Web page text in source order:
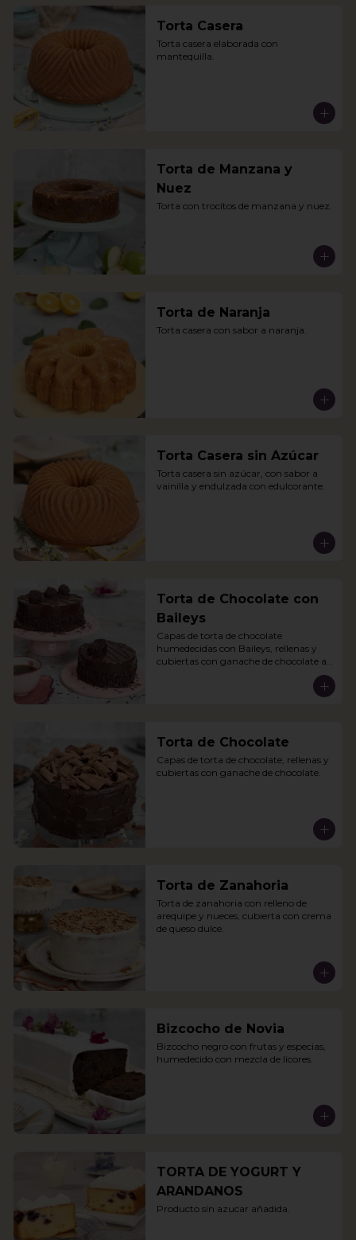
Torta Casera
Torta casera elaborada con
mantequilla.
Torta de Manzana y
Nuez
Torta con trocitos de manzana y nuez.
Torta de Naranja
Torta casera con sabor a naranja.
Torta Casera sin Azúcar
Torta casera sin azúcar, con sabor a
vainilla y endulzada con edulcorante.
Torta de Chocolate con
Baileys
Capas de torta de chocolate
humedecidas con Baileys, rellenas y
cubiertas con ganache de chocolate al
Torta de Chocolate
Capas de torta de chocolate, rellenas y
cubiertas con ganache de chocolate.
Torta de Zanahoria
Torta de zanahoria con relleno de
arequipe y nueces, cubierta con crema
de queso dulce.
Bizcocho de Novia
Bizcocho negro con frutas y especias,
humedecido con mezcla de licores.
TORTA DE YOGURT Y
ARANDANOS
Producto sin azucar añadida.